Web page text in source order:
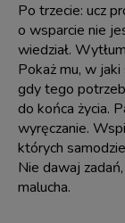
Po trzecie: ucz
o wsparcie nie
wiedział.
Pokaż mu, w
gdy tego
do końca życia.
wyręczanie.
których
Nie dawaj
malucha.